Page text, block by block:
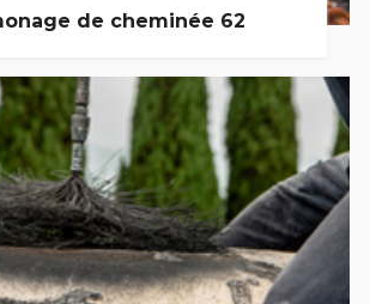
de cheminée 62